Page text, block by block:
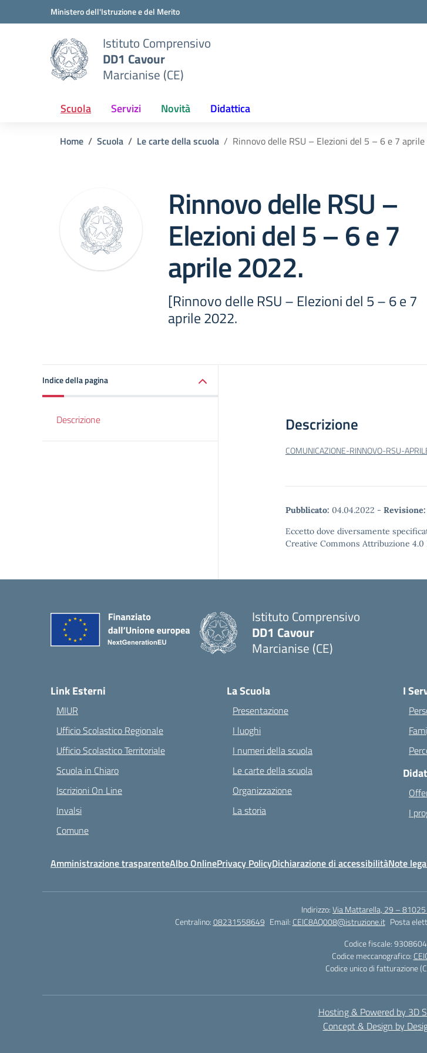
Vai ai contenuti
Vai al menu di navigazioneMinistero dell'Istruzione e del Merito
Istituto Comprensivo
DD1 Cavour
Marcianise (CE)
Scuola Servizi Novità Didattica
Home Scuola Le carte della scuola Rinnovo delle RSU – Elezioni del 5 – 6 e 7
Rinnovo delle RSU –
Elezioni del 5 – 6 e 7
aprile 2022.
[Rinnovo delle RSU – Elezioni del 5 – 6 e 7
aprile 2022.
Indice della pagina
Descrizione Descrizione
COMUNICAZIONE-RINNOVO-RSU-
Pubblicato: 04.04.2022 - Revisione:
Eccetto dove diversamente
Creative Commons Attribuzione 4.0
Istituto Comprensivo
DD1 Cavour
Marcianise (CE)
Link Esterni
MIUR
Ufficio Scolastico Regionale
Ufficio Scolastico Territoriale
Scuola in Chiaro
Iscrizioni On Line
Invalsi
Comune
La Scuola
Presentazione
I luoghi
I numeri della scuola
Le carte della scuola
Organizzazione
La storia
I
I
Amministrazione trasparenteAlbo OnlinePrivacy PolicyDichiarazione di accessibilitàNote
Indirizzo:Via Mattarella, 29 – 81025
Centralino:08231558649 Email: CEIC8AQ008@istruzione.it Posta
Codice fiscale:
Codice meccanografico:
Codice unico di fatturazione
Hosting & Powered by 3D
Concept & Design by